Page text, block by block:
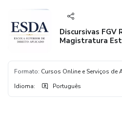
Discursivas FGV
Magistratura
Formato: Cursos Online e Serviços de
Idioma: Português